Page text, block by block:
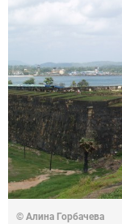
© Алина Горбачева